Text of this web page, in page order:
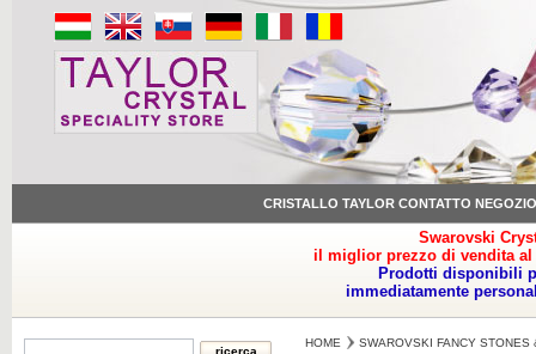
CRISTALLO TAYLOR CONTATTO NEGOZIO
Swarovski
il miglior prezzo di vendita
Prodotti disponibili
immediatamente
HOME SWAROVSKI FANCY STONES